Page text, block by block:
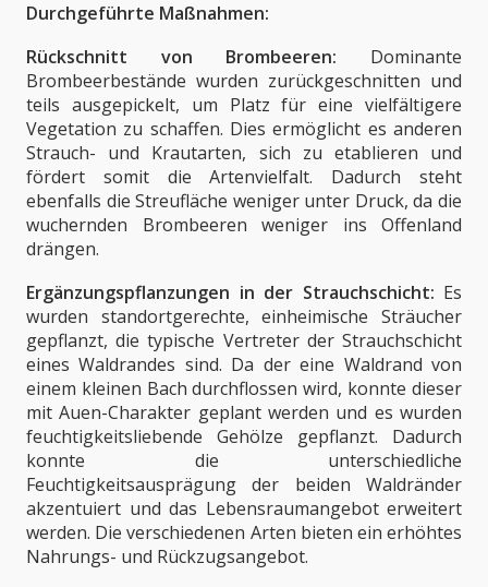
Durchgeführte Maßnahmen:
Rückschnitt von Brombeeren: Dominante
Brombeerbestände wurden zurückgeschnitten und
teils ausgepickelt, um Platz für eine vielfältigere
Vegetation zu schaffen. Dies ermöglicht es anderen
Strauch- und Krautarten, sich zu etablieren und
fördert somit die Artenvielfalt. Dadurch steht
ebenfalls die Streufläche weniger unter Druck, da die
wuchernden Brombeeren weniger ins Offenland
drängen.
Ergänzungspflanzungen in der Strauchschicht: Es
wurden standortgerechte, einheimische Sträucher
gepflanzt, die typische Vertreter der Strauchschicht
eines Waldrandes sind. Da der eine Waldrand von
einem kleinen Bach durchflossen wird, konnte dieser
mit Auen-Charakter geplant werden und es wurden
feuchtigkeitsliebende Gehölze gepflanzt. Dadurch
konnte die unterschiedliche
Feuchtigkeitsausprägung der beiden Waldränder
akzentuiert und das Lebensraumangebot erweitert
werden. Die verschiedenen Arten bieten ein erhöhtes
Nahrungs- und Rückzugsangebot.